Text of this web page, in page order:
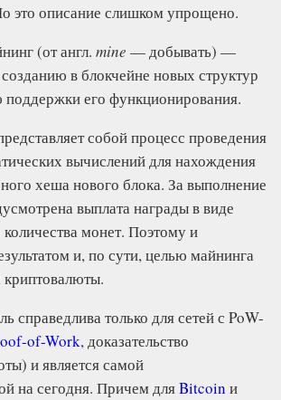
это описание слишком упрощено.
(от англ. mine — добывать) —
в блокчейне новых структур
поддержки его функционирования.
собой процесс проведения
вычислений для нахождения
хеша нового блока. За выполнение
выплата награды в виде
монет. Поэтому и
и, по сути, целью майнинга
криптовалюты.
справедлива только для сетей с PoW-
of-Work, доказательство
и является самой
на сегодня. Причем дляBitcoin и